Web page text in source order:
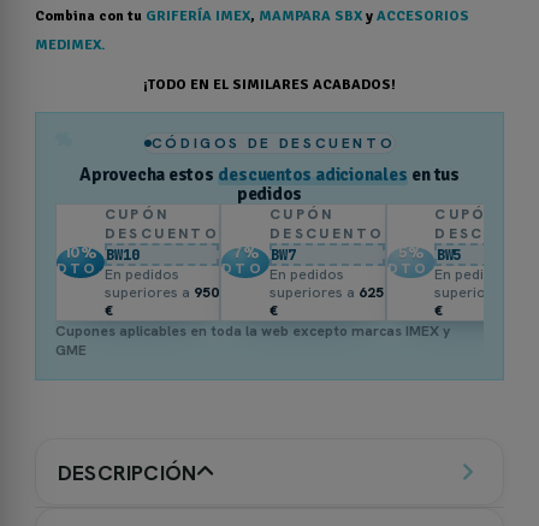
Combina con tu GRIFERÍA IMEX, MAMPARA SBX y ACCESORIOS
MEDIMEX.
¡TODO EN EL SIMILARES ACABADOS!
CÓDIGOS DE DESCUENTO
Aprovecha estos descuentos adicionales en tus
pedidos
10%
DTO.
CUPÓN
DESCUENTO
BW10
En pedidos
superiores a 950
€
7%
DTO.
CUPÓN
DESCUENTO
BW7
En pedidos
superiores a 625
€
5%
DTO.
CUPÓN
BW5
En pedidos
superiores a
€
Cupones aplicables en toda la web excepto marcas IMEX y
GME
DESCRIPCIÓN